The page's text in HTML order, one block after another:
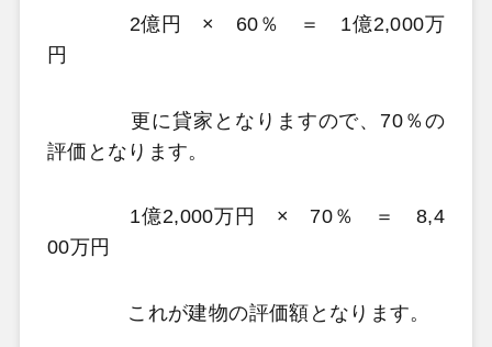
2億円 × 60％ ＝ 1億2,000万
円
更に貸家となりますので、70％の
評価となります。
1億2,000万円 × 70％ ＝ 8,4
00万円
これが建物の評価額となります。